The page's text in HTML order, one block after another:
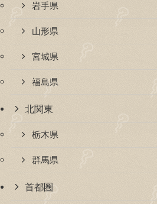
岩手県
山形県
宮城県
福島県
北関東
栃木県
群馬県
首都圏